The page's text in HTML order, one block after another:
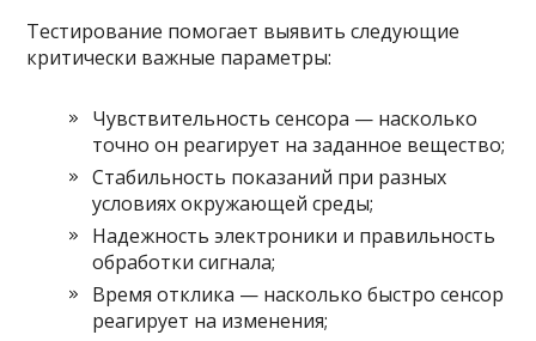
Тестирование помогает выявить следующие
критически важные параметры:
Чувствительность сенсора — насколько
точно он реагирует на заданное вещество;
Стабильность показаний при разных
условиях окружающей среды;
Надежность электроники и правильность
обработки сигнала;
Время отклика — насколько быстро сенсор
реагирует на изменения;